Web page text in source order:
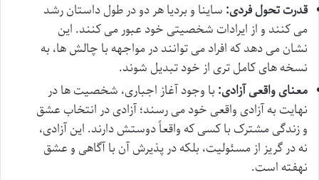
قدرت تحول فردی: ساینا و بردیا هر دو در طول داستان رشد
می کنند و از ایرادات شخصیتی خود عبور می کنند. این
نشان می دهد که افراد می توانند در مواجهه با چالش ها، به
نسخه های کامل تری از خود تبدیل شوند.
معنای واقعی آزادی: با وجود آغاز اجباری، شخصیت ها در
نهایت به آزادی واقعی خود می رسند؛ آزادی در انتخاب عشق
و زندگی مشترک با کسی که واقعاً دوستش دارند. این آزادی،
نه در گریز از مسئولیت، بلکه در پذیرش آن با آگاهی و عشق
نهفته است.